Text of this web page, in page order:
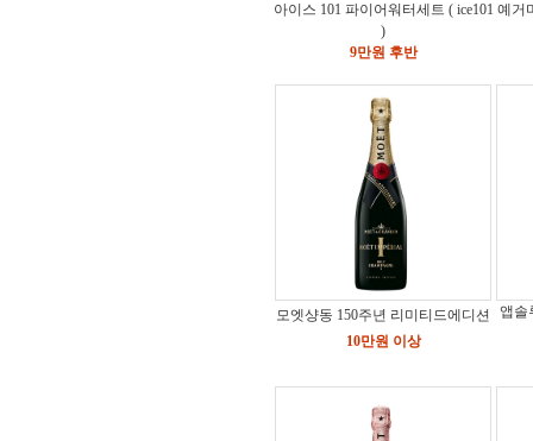
아이스 101 파이어워터세트 ( ice101
)
9만원 후반
예거
모엣샹동 150주년 리미티드에디션
10만원 이상
앱솔